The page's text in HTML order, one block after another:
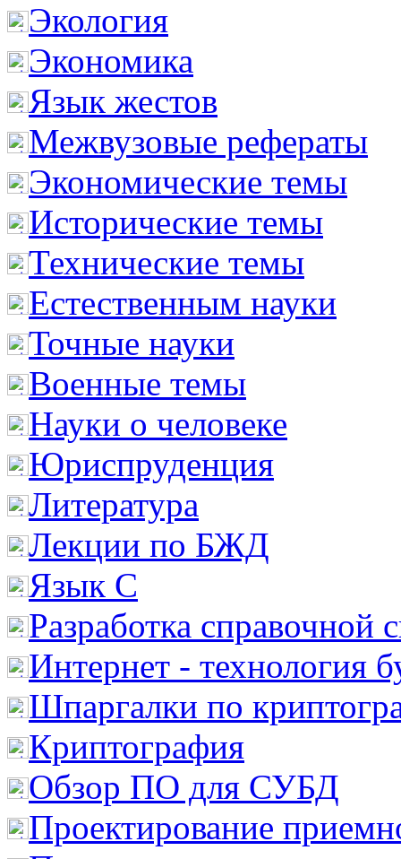
Экология
Экономика
Язык жестов
Межвузовые рефераты
Экономические темы
Исторические темы
Технические темы
Естественным науки
Точные науки
Военные темы
Науки о человеке
Юриспруденция
Литература
Лекции по БЖД
Язык С
Разработка справочной
Интернет - технология
Шпаргалки по
Криптография
Обзор ПО для СУБД
Проектирование